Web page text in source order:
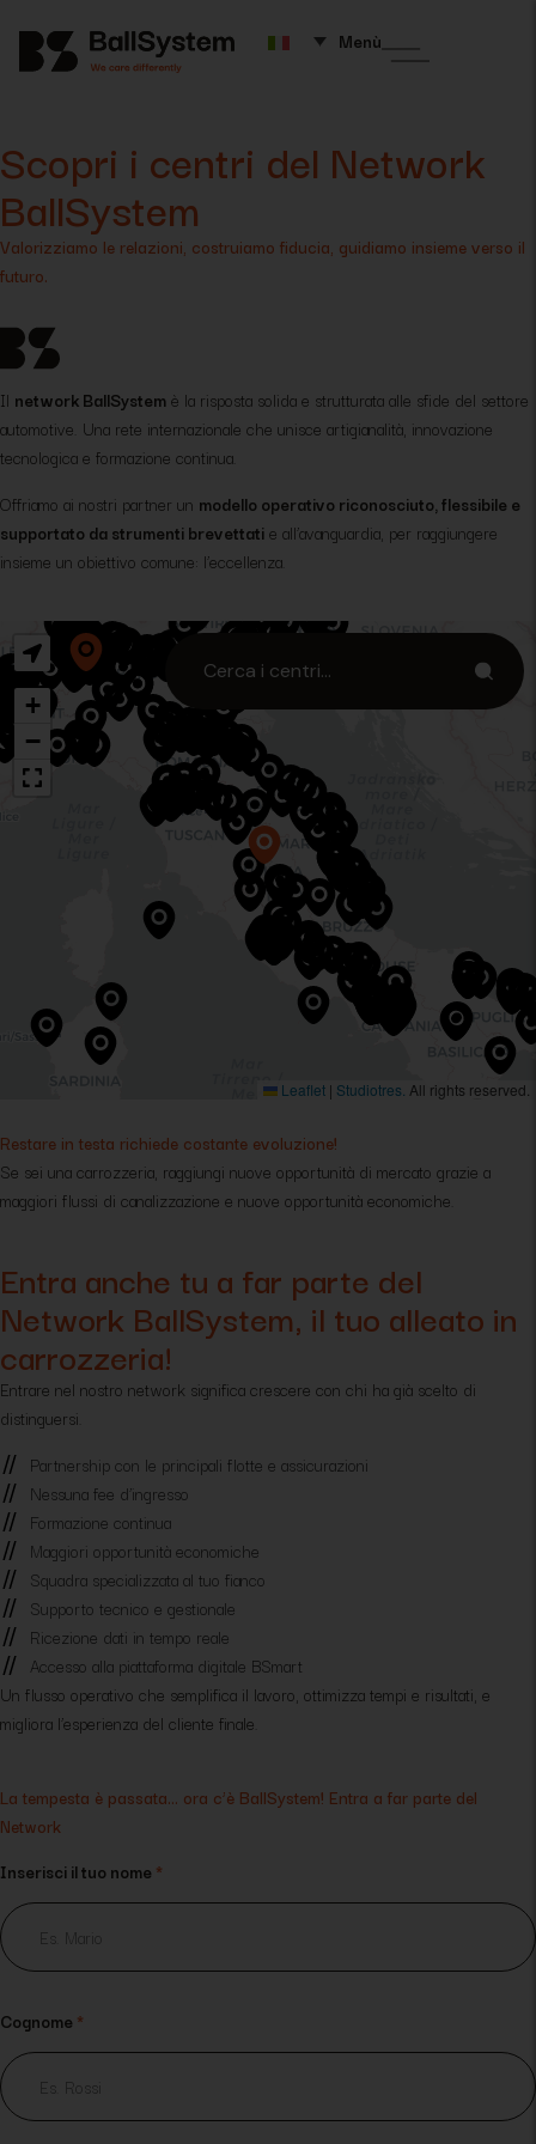
Menù
Scopri i centri del Network
BallSystem
Valorizziamo le relazioni, costruiamo fiducia, guidiamo insieme verso il
futuro.
Il network BallSystemè la risposta solida e strutturata alle sfide del settore
automotive. Una rete internazionale che unisce artigianalità, innovazione
tecnologica e formazione continua.
Offriamo ai nostri partner un modello operativo riconosciuto, flessibile e
supportato da strumenti brevettatie all’avanguardia, per raggiungere
insieme un obiettivo comune: l’eccellenza.
+
−
Leaflet | Studiotres. All rights reserved.
Restare in testa richiede costante evoluzione!
Se sei una carrozzeria, raggiungi nuove opportunità di mercato grazie a
maggiori flussi di canalizzazione e nuove opportunità economiche.
Entra anche tu a far parte del
Network BallSystem, il tuo alleato in
carrozzeria!
Entrare nel nostro network significa crescere con chi ha già scelto di
distinguersi.
Partnership con le principali flotte e assicurazioni
Nessuna fee d’ingresso
Formazione continua
Maggiori opportunità economiche
Squadra specializzata al tuo fianco
Supporto tecnico e gestionale
Ricezione dati in tempo reale
Accesso alla piattaforma digitale BSmart
Un flusso operativo che semplifica il lavoro, ottimizza tempi e risultati, e
migliora l’esperienza del cliente finale.
La tempesta è passata… ora c’è BallSystem! Entra a far parte del
Network
Inserisci il tuo nome *
Cognome *